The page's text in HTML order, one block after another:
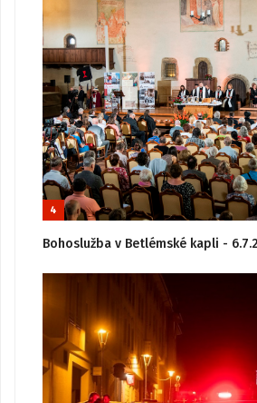
4
Bohoslužba v Betlémské kapli -